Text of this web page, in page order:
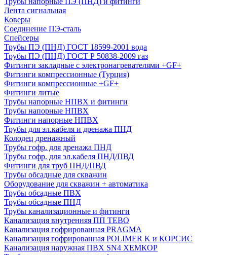
Лента сигнальная
Коверы
Соединение ПЭ-сталь
Спейсеры
Трубы ПЭ (ПНД) ГОСТ 18599-2001 вода
Трубы ПЭ (ПНД) ГОСТ Р 50838-2009 газ
Фитинги закладные с электронагревателями +GF+
Фитинги компрессионные (Турция)
Фитинги компрессионные +GF+
Фитинги литые
Трубы напорные НПВХ и фитинги
Трубы напорные НПВХ
Фитинги напорные НПВХ
Трубы для эл.кабеля и дренажа ПНД
Колодец дренажный
Трубы гофр. для дренажа ПНД
Трубы гофр. для эл.кабеля ПНД/ПВД
Фитинги для труб ПНД/ПВД
Трубы обсадные для скважин
Оборудование для скважин + автоматика
Трубы обсадные ПВХ
Трубы обсадные ПНД
Трубы канализационные и фитинги
Канализация внутренняя ПП TEBO
Канализация гофрированная PRAGMA
Канализация гофрированная POLIMER K и КОРСИС
Канализация наружная ПВХ SN4 ХЕМКОР